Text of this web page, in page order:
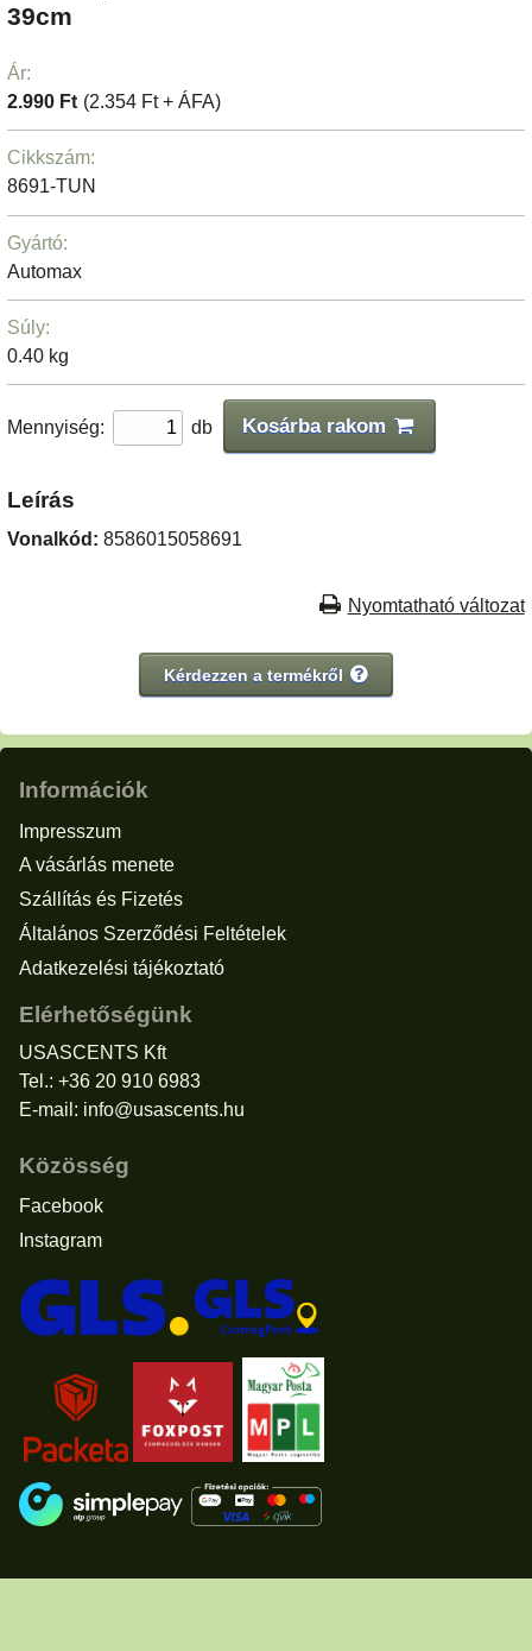
39cm
Ár:
2.990 Ft (2.354 Ft + ÁFA)
Cikkszám:
8691-TUN
Gyártó:
Automax
Súly:
0.40 kg
Mennyiség: db Kosárba rakom
Leírás
Vonalkód: 8586015058691
Nyomtatható változat
Kérdezzen a termékről
Információk
Impresszum
A vásárlás menete
Szállítás és Fizetés
Általános Szerződési Feltételek
Adatkezelési tájékoztató
Elérhetőségünk
USASCENTS Kft
Tel.: +36 20 910 6983
E-mail: info@usascents.hu
Közösség
Facebook
Instagram